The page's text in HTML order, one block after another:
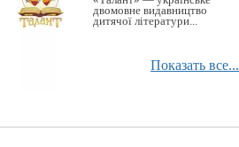
двомовне видавництво
дитячої літератури...
Показать все...